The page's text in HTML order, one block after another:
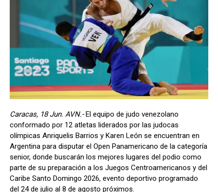
Caracas, 18 Jun. AVN.-El equipo de judo venezolano
conformado por 12 atletas liderados por las judocas
olímpicas Anriquelis Barrios y Karen León se encuentran en
Argentina para disputar el Open Panamericano de la categoría
senior, donde buscarán los mejores lugares del podio como
parte de su preparación a los Juegos Centroamericanos y del
Caribe Santo Domingo 2026, evento deportivo programado
del 24 de julio al 8 de agosto próximos.